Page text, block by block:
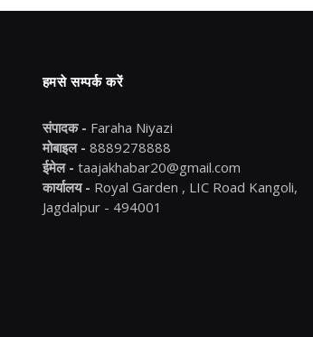
हमसे सम्पर्क करें
संपादक - Faraha Niyazi
मोबाइल - 8889278888
ईमेल - taajakhabar20@gmail.com
कार्यालय - Royal Garden , LIC Road Kangoli,
Jagdalpur - 494001